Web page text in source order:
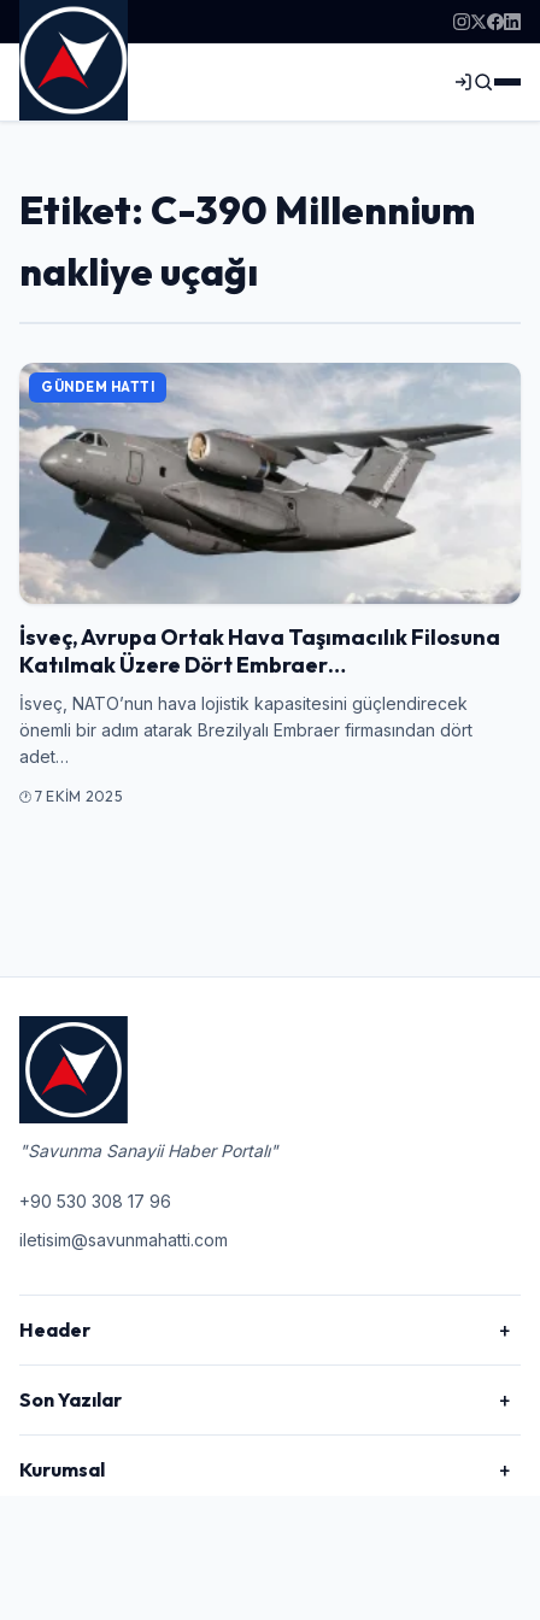
Etiket: C-390 Millennium
nakliye uçağı
GÜNDEM HATTI
İsveç, Avrupa Ortak Hava Taşımacılık Filosuna
Katılmak Üzere Dört Embraer…
İsveç, NATO’nun hava lojistik kapasitesini güçlendirecek
önemli bir adım atarak Brezilyalı Embraer firmasından dört
adet…
7 EKIM 2025
"Savunma Sanayii Haber Portalı"
+90 530 308 17 96
iletisim@savunmahatti.com
Header
Son Yazılar
Kurumsal
Giriş Yap
Kullanıcı Adı veya E-posta